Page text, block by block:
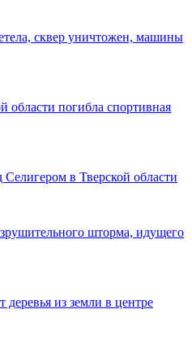
сквер уничтожен, машины
области погибла спортивная
в Тверской области
шторма, идущего
из земли в центре